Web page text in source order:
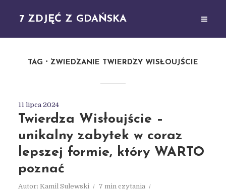
7 ZDJĘĆ Z GDAŃSKA
TAG ZWIEDZANIE TWIERDZY WISŁOUJŚCIE
11 lipca 2024
Twierdza Wisłoujście –
unikalny zabytek w coraz
lepszej formie, który WARTO
poznać
Autor: Kamil Sulewski
7 min czytania